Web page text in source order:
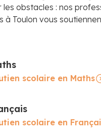
les obstacles : nos
à Toulon vous
scolaire en Maths
scolaire en